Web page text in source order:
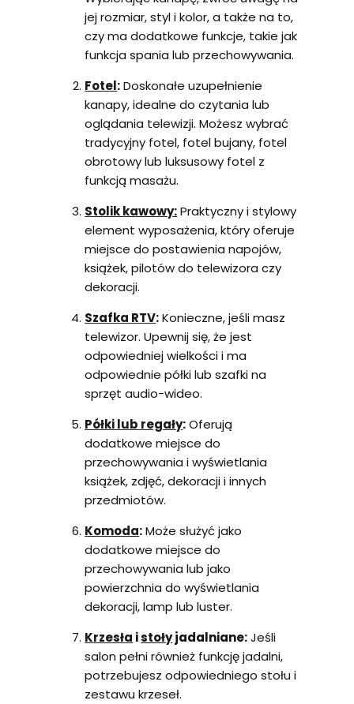
jej rozmiar, styl i kolor, a także na to,
czy ma dodatkowe funkcje, takie jak
funkcja spania lub przechowywania.
Fotel:Doskonałe uzupełnienie
kanapy, idealne do czytania lub
oglądania telewizji. Możesz wybrać
tradycyjny fotel, fotel bujany, fotel
obrotowy lub luksusowy fotel z
funkcją masażu.
Stolik kawowy:Praktyczny i stylowy
element wyposażenia, który oferuje
miejsce do postawienia napojów,
książek, pilotów do telewizora czy
dekoracji.
Szafka RTV:Konieczne, jeśli masz
telewizor. Upewnij się, że jest
odpowiedniej wielkości i ma
odpowiednie półki lub szafki na
sprzęt audio-wideo.
Półki lub regały:Oferują
dodatkowe miejsce do
przechowywania i wyświetlania
książek, zdjęć, dekoracji i innych
przedmiotów.
Komoda:Może służyć jako
dodatkowe miejsce do
przechowywania lub jako
powierzchnia do wyświetlania
dekoracji, lamp lub luster.
Krzesła istołyjadalniane:Jeśli
salon pełni również funkcję jadalni,
potrzebujesz odpowiedniego stołu i
zestawu krzeseł.